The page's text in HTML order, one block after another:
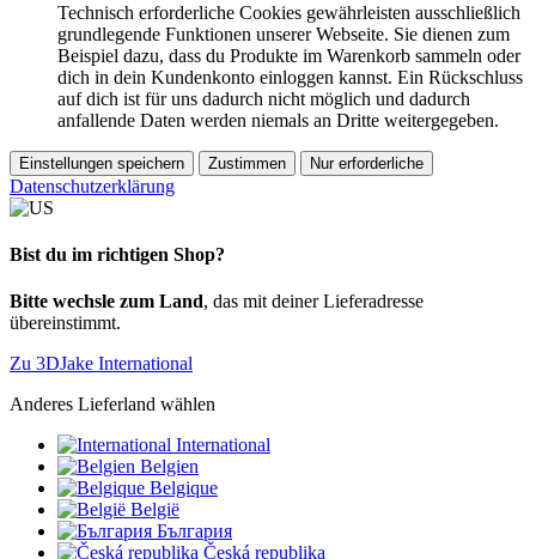
Technisch erforderliche Cookies gewährleisten ausschließlich
grundlegende Funktionen unserer Webseite. Sie dienen zum
Beispiel dazu, dass du Produkte im Warenkorb sammeln oder
dich in dein Kundenkonto einloggen kannst. Ein Rückschluss
auf dich ist für uns dadurch nicht möglich und dadurch
anfallende Daten werden niemals an Dritte weitergegeben.
Einstellungen speichern Zustimmen Nur erforderliche
Datenschutzerklärung
Bist du im richtigen Shop?
Bitte wechsle zum Land, das mit deiner Lieferadresse
übereinstimmt.
Zu 3DJake International
Anderes Lieferland wählen
International
Belgien
Belgique
België
България
Česká republika